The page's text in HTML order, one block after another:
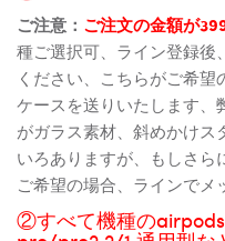
ご注意： ご注文の金額が
種ご選択可、ライン登録後
ください、こちらがご希
ケースを送りいたします、
がガラス素材、斜めかけス
いろありますが、もしさら
ご希望の場合、ラインで
②すべて機種の